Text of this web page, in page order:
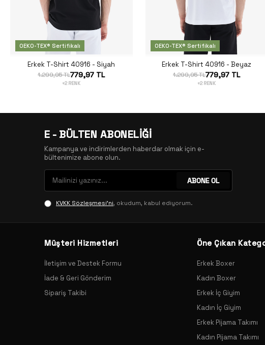
OEKO-TEX® Sertifikalı
Erkek T-Shirt 40916 - Siyah
1.299,95 TL779,97 TL
+2 RENK
OEKO-TEX® Sertifikalı
Erkek T-Shirt 40916 - Beyaz
1.299,95 TL779,97 TL
+2 RENK
E - BÜLTEN ABONELİĞİ
Kampanya ve indirimlerden haberdar olmak için e-
bültenimize abone olun.
ABONE OL
KVKK Sözleşmesi'ni, okudum, kabul ediyorum.
Müşteri Hizmetleri
İletişim ve Destek Formu
İade & Geri Gönderim
Sipariş Takibi
Öne Çıkan
Erkek Boxer
Kadın Boxer
Erkek İç Giyim
Kadın İç Giyim
Erkek Pijama Takımı
Kadın Pijama Takımı